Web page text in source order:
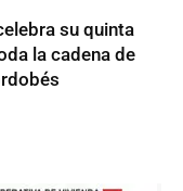
su quinta
la cadena de